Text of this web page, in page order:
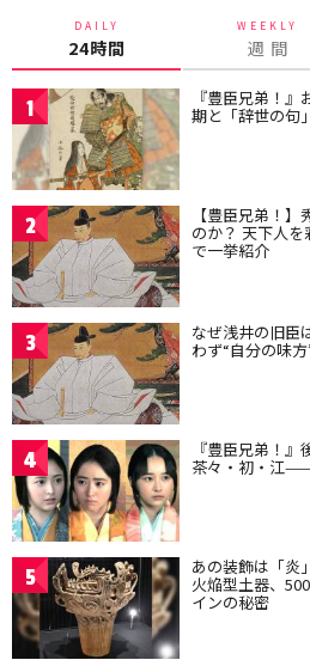
DAILY
24時間
WEEKLY
週 間
1 『豊臣兄弟！
期と「辞世の句
2 【豊臣兄弟！
のか？ 天下人
で一挙紹介
3 なぜ浅井の旧臣
わず“自分の味
4 『豊臣兄弟！』
茶々・初・江
5 あの装飾は「炎
火焔型土器、
インの秘密